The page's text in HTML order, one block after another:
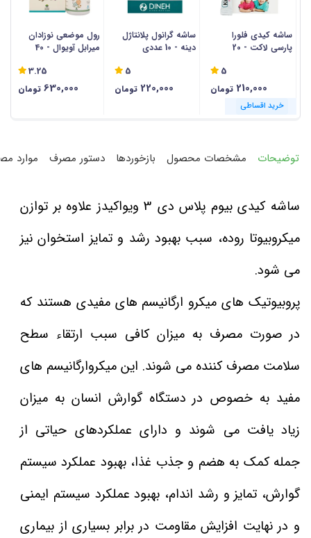
ساشه کیدی فلورا
پارسی لاکت - 20
5
210,000 تومان
خرید اقساطی
ساشه گرانول پلانتاژل
دینه - 10 عددی
5
220,000 تومان
خرید اقساطی
رول موضعی نوزادان
میرابل آویوال - 40
3.25
630,000 تومان
خرید اقساطی
خرید اقساطی
خرید اقساطی
خرید اقساطی
توضیحات مشخصات محصول بازخوردها دستور مصرف موارد
ساشه کیدی بیوم پلاس دی 3 ویواکیدز علاوه بر توازن
میکروبیوتا روده، سبب بهبود رشد و تمایز استخوان نیز
می شود.
پروبیوتیک های میکرو ارگانیسم های مفیدی هستند که
در صورت مصرف به میزان کافی سبب ارتقاء سطح
سلامت مصرف کننده می شوند. این میکروارگانیسم های
مفید به خصوص در دستگاه گوارش انسان به میزان
زیاد یافت می شوند و دارای عملکردهای حیاتی از
جمله کمک به هضم و جذب غذا، بهبود عملکرد سیستم
گوارش، تمایز و رشد اندام، بهبود عملکرد سیستم ایمنی
و در نهایت افزایش مقاومت در برابر بسیاری از بیماری